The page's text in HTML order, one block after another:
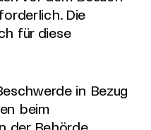
Die
für diese
in Bezug
beim